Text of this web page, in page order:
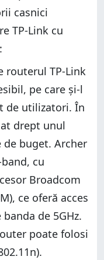
casnici
TP-Link cu
routerul TP-Link
pe care și-l
de utilizatori. În
drept unul
buget. Archer
cu
Broadcom
ce oferă acces
de 5GHz.
poate folosi